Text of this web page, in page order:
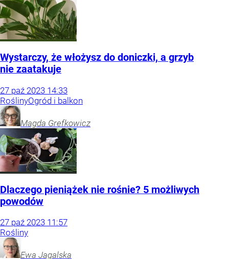
Wystarczy, że włożysz do doniczki, a grzyb
nie zaatakuje
27 paź 2023 14:33
RoślinyOgród i balkon
Magda Grefkowicz
Dlaczego pieniążek nie rośnie? 5 możliwych
powodów
27 paź 2023 11:57
Rośliny
Ewa Jagalska